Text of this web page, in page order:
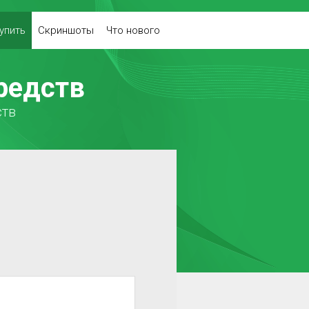
Скриншоты Что нового